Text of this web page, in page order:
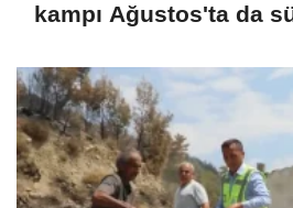
kampı Ağustos'ta da